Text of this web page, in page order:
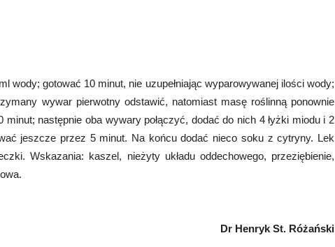
wody; gotować 10 minut, nie uzupełniając wyparowywanej ilości wody;
wywar pierwotny odstawić, natomiast masę roślinną ponownie
następnie oba wywary połączyć, dodać do nich 4 łyżki miodu i 2
jeszcze przez 5 minut. Na końcu dodać nieco soku z cytryny. Lek
Wskazania: kaszel, nieżyty układu oddechowego, przeziębienie,
Dr Henryk St. Różański